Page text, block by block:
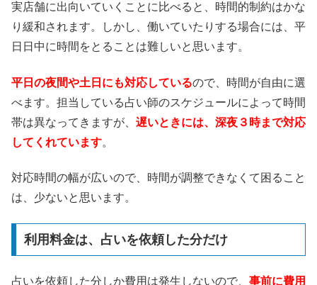
実店舗に出向いていくことに比べると、時間的制約はかな
り緩和されます。しかし、働いていたりする場合には、平
日日中に時間をとることは難しいと思います。
平日の夜間や土日にも対応しているので、時間が自由に選
べます。担当している占い師のスケジュールによって時間
帯は異なってきますが、 遅いときには、深夜３時まで対応
してくれています。
対応時間の幅が広いので、時間が調整できなくて困ること
は、少ないと思います。
利用料金は、占いを依頼した分だけ
占いを依頼した分しか費用は発生しないので、 事前に費用